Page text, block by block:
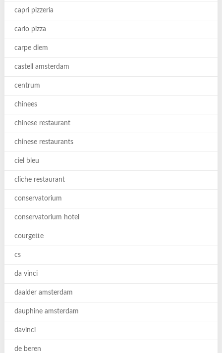
capri pizzeria
carlo pizza
carpe diem
castell amsterdam
centrum
chinees
chinese restaurant
chinese restaurants
ciel bleu
cliche restaurant
conservatorium
conservatorium hotel
courgette
cs
da vinci
daalder amsterdam
dauphine amsterdam
davinci
de beren